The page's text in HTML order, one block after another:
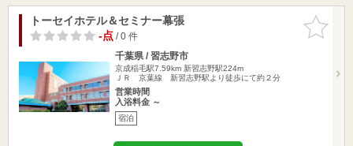
お気に入
りに追加
トーセイホテル＆セミナー幕張
-点/ 0 件
千葉県 / 習志野市
京成稲毛駅7.59km 新習志野駅224m
ＪＲ 京葉線 新習志野駅より徒歩にて約２分
営業時間
入浴料金 ～
宿泊